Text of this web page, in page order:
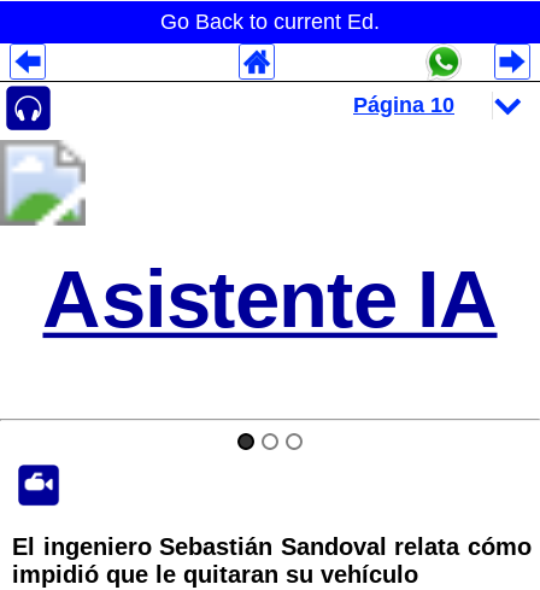
Go Back to current Ed.
Asistente IA
El ingeniero Sebastián Sandoval relata cómo
impidió que le quitaran su vehículo
Despliegues Analytics
Despliegues Totales
Despliegues por Rubros